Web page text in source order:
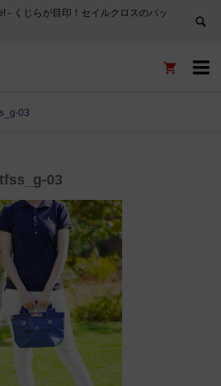
‐ くじらが目印！セイルクロスのバッ


03
03